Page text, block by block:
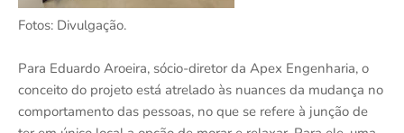
Fotos: Divulgação.
Para Eduardo Aroeira, sócio-diretor da Apex Engenharia, o
conceito do projeto está atrelado às nuances da mudança no
comportamento das pessoas, no que se refere à junção de